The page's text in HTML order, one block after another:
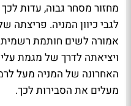
מחזור מסחר גבוה, עדות
אמורה לשים חותמת
ויציאתה לדרך של מגמת
האחרונה של המניה מעל
מעלים את הסבירות לכך.